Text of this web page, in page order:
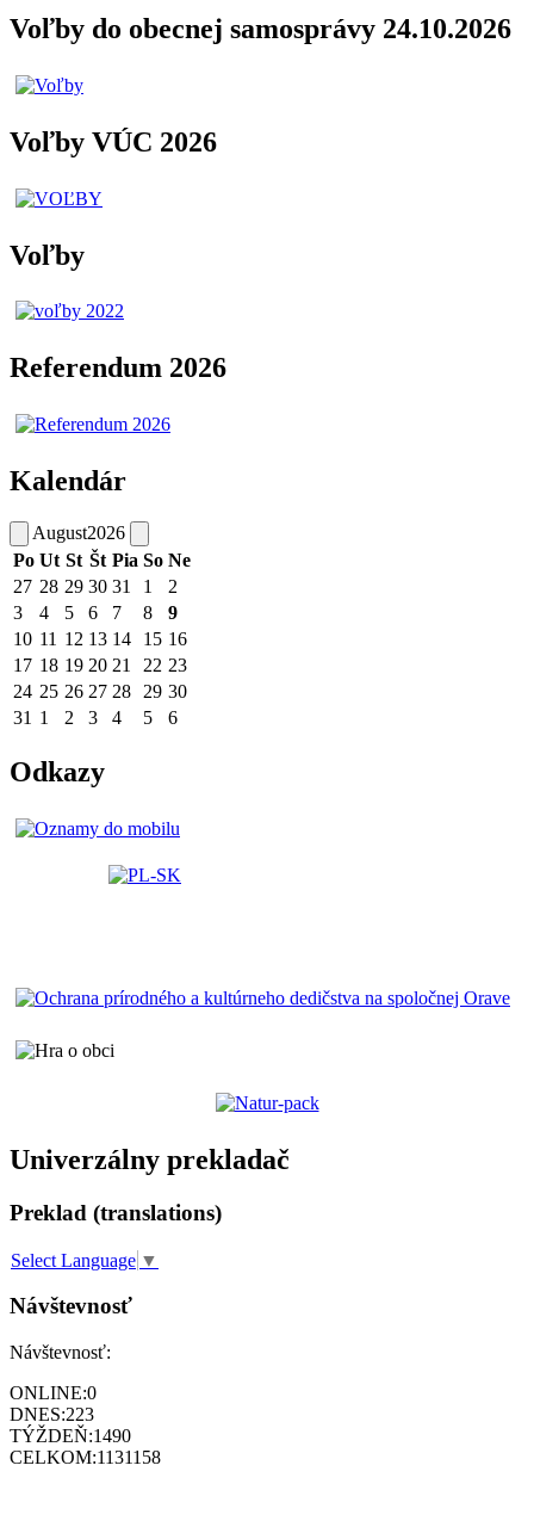
Voľby do obecnej samosprávy 24.10.2026
Voľby VÚC 2026
Voľby
Referendum 2026
Kalendár
August2026
Po Ut St Št Pia So Ne
27 28 29 30 31 1
2
3
4 5 6 7 8
9
10 11 12 13 14 15 16
17 18 19 20 21 22 23
24 25 26 27 28 29 30
31 1 2 3 4 5 6
Odkazy
Univerzálny prekladač
Preklad (translations)
Select Language ▼
Návštevnosť
Návštevnosť:
ONLINE:0
DNES:223
TÝŽDEŇ:1490
CELKOM:1131158